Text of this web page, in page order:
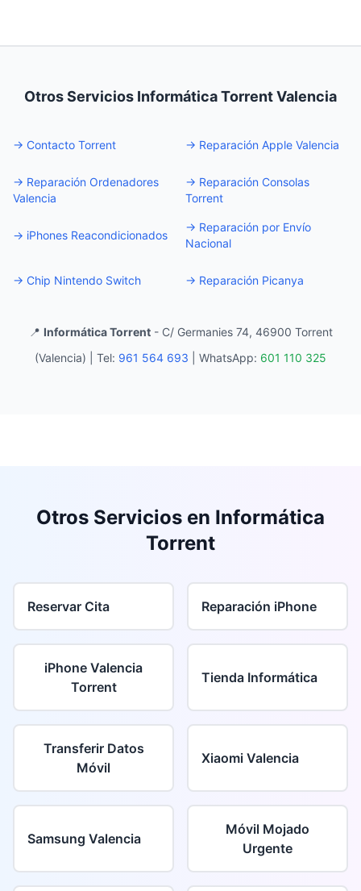
Otros Servicios Informática Torrent Valencia
→ Contacto Torrent → Reparación Apple Valencia
→ Reparación Ordenadores
Valencia
→ Reparación Consolas
Torrent
→ iPhones Reacondicionados
→ Reparación por Envío
Nacional
→ Chip Nintendo Switch → Reparación Picanya
📍 Informática Torrent- C/ Germanies 74, 46900 Torrent
(Valencia) |
Tel: 961 564 693 WhatsApp: 601 110 325
Otros Servicios en Informática
Torrent
Reservar Cita Reparación iPhone
iPhone Valencia
Torrent
Tienda Informática
Transferir Datos
Móvil
Xiaomi Valencia
Samsung Valencia
Móvil Mojado
Urgente